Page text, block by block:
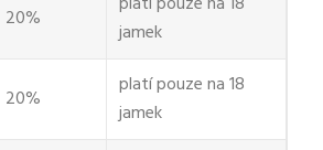
20%
jamek
20%
platí pouze na 18
jamek